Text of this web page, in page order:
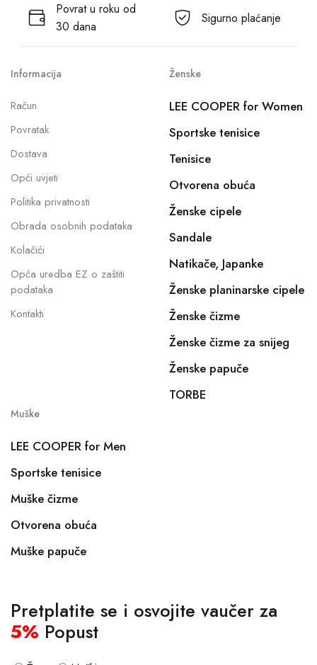
Povrat u roku od
30 dana
Sigurno plaćanje
Informacija
Račun
Povratak
Dostava
Opći uvjeti
Politika privatnosti
Obrada osobnih podataka
Kolačići
Opća uredba EZ o zaštiti
podataka
Kontakti
Ženske
LEE COOPER for Women
Sportske tenisice
Tenisice
Otvorena obuća
Ženske cipele
Sandale
Natikače, Japanke
Ženske planinarske cipele
Ženske čizme
Ženske čizme za snijeg
Ženske papuče
TORBE
Muške
LEE COOPER for Men
Sportske tenisice
Muške čizme
Otvorena obuća
Muške papuče
Pretplatite se i osvojite vaučer za
5% Popust